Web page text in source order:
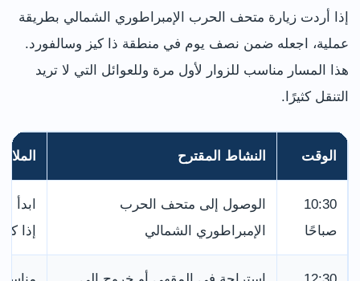
إذا أردت زيارة متحف الحرب الإمبراطوري الشمالي بطريقة
عملية، اجعله ضمن نصف يوم في منطقة ذا كيز وسالفورد.
هذا المسار مناسب للزوار لأول مرة وللعوائل التي لا تريد
التنقل كثيرًا.
الوقت النشاط المقترح
10:30
صباحًا
الوصول إلى متحف الحرب
الإمبراطوري الشمالي
ابدأ
إذا